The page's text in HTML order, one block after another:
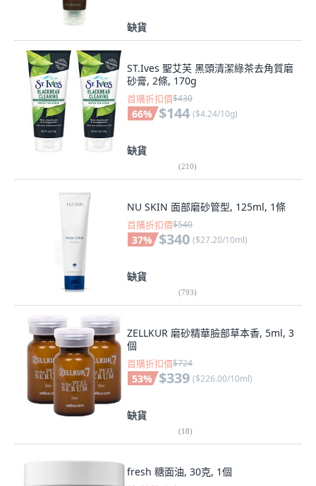
缺貨
ST.Ives 聖艾芙 黑頭清潔綠茶去角質磨
砂膏, 2條, 170g
首購折扣價$430
66% $144 ($4.24/10g)
缺貨
(210)
NU SKIN 面部磨砂管型, 125ml, 1條
首購折扣價$540
37% $340 ($27.20/10ml)
缺貨
(793)
ZELLKUR 磨砂精華臉部草本香, 5ml, 3
個
首購折扣價$724
53% $339 ($226.00/10ml)
缺貨
(18)
fresh 糖面油, 30克, 1個